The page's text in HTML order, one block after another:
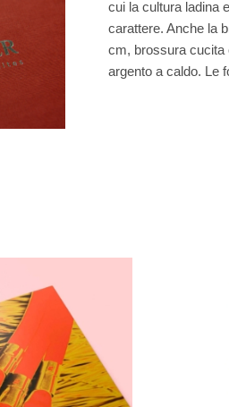
cui la cultura ladina
carattere. Anche la
cm, brossura cucita
argento a caldo. Le